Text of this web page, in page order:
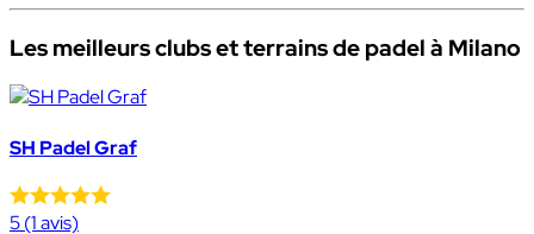
Les meilleurs clubs et terrains de padel à Milano
SH Padel Graf
5(1 avis)